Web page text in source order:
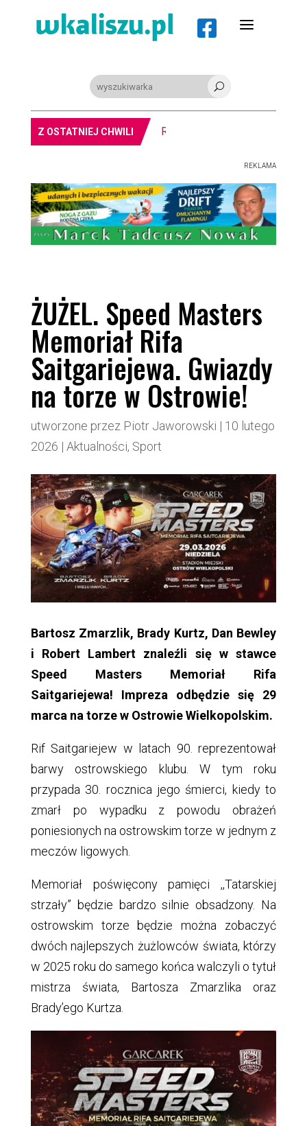
 a
U
Z OSTATNIEJ CHWILI
REKLAMA
ŻUŻEL. Speed Masters
Memoriał Rifa
Saitgariejewa. Gwiazdy
na torze w Ostrowie!
utworzone przez Piotr Jaworowski | 10 lutego
2026 | Aktualności, Sport
Bartosz Zmarzlik, Brady Kurtz, Dan Bewley
i Robert Lambert znaleźli się w stawce
Speed Masters Memoriał Rifa
Saitgariejewa! Impreza odbędzie się 29
marca na torze w Ostrowie Wielkopolskim.
Rif Saitgariejew w latach 90. reprezentował
barwy ostrowskiego klubu. W tym roku
przypada 30. rocznica jego śmierci, kiedy to
zmarł po wypadku z powodu obrażeń
poniesionych na ostrowskim torze w jednym z
meczów ligowych.
Memoriał poświęcony pamięci ,,Tatarskiej
strzały” będzie bardzo silnie obsadzony. Na
ostrowskim torze będzie można zobaczyć
dwóch najlepszych żużlowców świata, którzy
w 2025 roku do samego końca walczyli o tytuł
mistrza świata, Bartosza Zmarzlika oraz
Brady’ego Kurtza.